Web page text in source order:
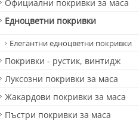
Официални покривки за маса
Едноцветни покривки
Елегантни едноцветни покривки
Покривки - рустик, винтидж
Луксозни покривки за маса
Жакардови покривки за маса
Пъстри покривки за маса